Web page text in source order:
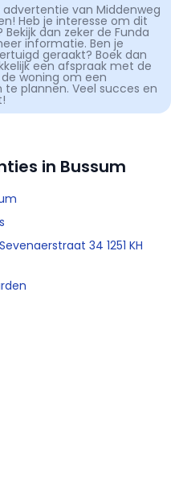
advertentie van Middenweg
Heb je interesse om dit
dan zeker de Funda
informatie. Ben je
geraakt? Boek dan
een afspraak met de
woning om een
te plannen. Veel succes en
in Bussum
34 1251 KH